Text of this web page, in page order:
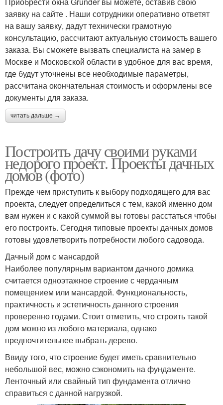
заявку на сайте . Наши сотрудники оперативно ответят
на вашу заявку, дадут технически грамотную
консультацию, рассчитают актуальную стоимость вашего
заказа. Вы сможете вызвать специалиста на замер в
Москве и Московской области в удобное для вас время,
где будут уточнены все необходимые параметры,
рассчитана окончательная стоимость и оформлены все
документы для заказа.
читать дальше →
Построить дачу своими руками
недорого проект. Проекты дачных
домов (фото)
Прежде чем приступить к выбору подходящего для вас
проекта, следует определиться с тем, какой именно дом
вам нужен и с какой суммой вы готовы расстаться чтобы
его построить. Сегодня типовые проекты дачных домов
готовы удовлетворить потребности любого садовода.
Дачный дом с мансардой
Наиболее популярным вариантом дачного домика
считается одноэтажное строение с чердачным
помещением или мансардой. Функциональность,
практичность и эстетичность данного строения
проверенно годами. Стоит отметить, что строить такой
дом можно из любого материала, однако
предпочтительнее выбрать дерево.
Ввиду того, что строение будет иметь сравнительно
небольшой вес, можно сэкономить на фундаменте.
Ленточный или свайный тип фундамента отлично
справиться с данной нагрузкой.